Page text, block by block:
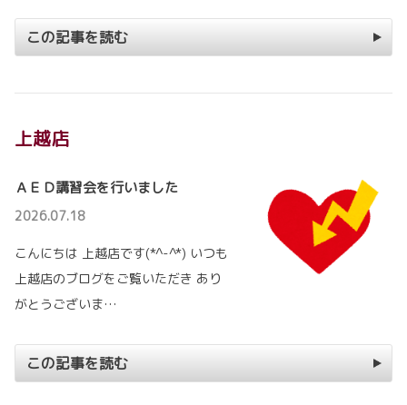
この記事を読む
上越店
ＡＥＤ講習会を行いました
2026.07.18
こんにちは 上越店です(*^-^*) いつも
上越店のブログをご覧いただき あり
がとうございま…
この記事を読む